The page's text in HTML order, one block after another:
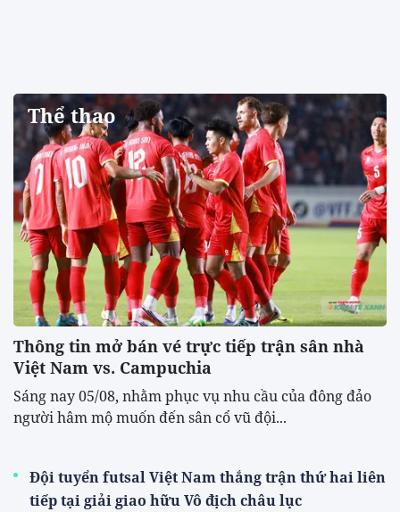
Thể thao
Thông tin mở bán vé trực tiếp trận sân nhà
Việt Nam vs. Campuchia
Sáng nay 05/08, nhằm phục vụ nhu cầu của đông đảo
người hâm mộ muốn đến sân cổ vũ đội...
Đội tuyển futsal Việt Nam thắng trận thứ hai liên
tiếp tại giải giao hữu Vô địch châu lục